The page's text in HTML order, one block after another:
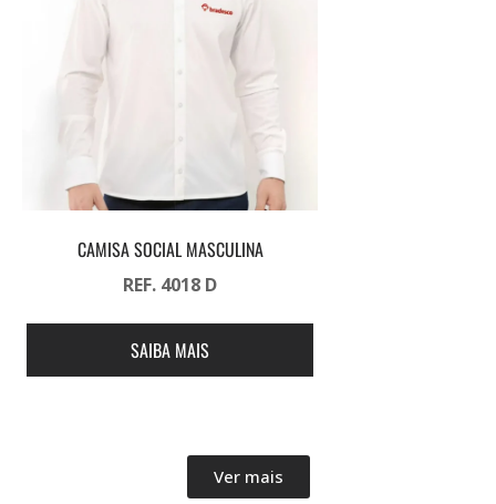
CAMISA SOCIAL MASCULINA
REF. 4018 D
SAIBA MAIS
Ver mais